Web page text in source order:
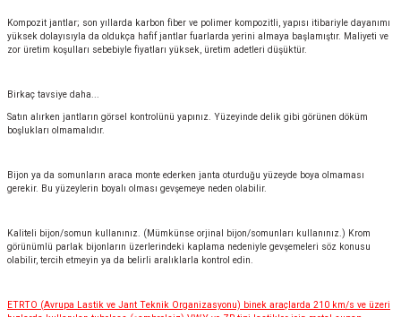
Kompozit jantlar; son yıllarda karbon fiber ve polimer kompozitli, yapısı itibariyle dayanımı
yüksek dolayısıyla da oldukça hafif jantlar fuarlarda yerini almaya başlamıştır. Maliyeti ve
zor üretim koşulları sebebiyle fiyatları yüksek, üretim adetleri düşüktür.
Birkaç tavsiye daha...
Satın alırken jantların görsel kontrolünü yapınız. Yüzeyinde delik gibi görünen döküm
boşlukları olmamalıdır.
Bijon ya da somunların araca monte ederken janta oturduğu yüzeyde boya olmaması
gerekir. Bu yüzeylerin boyalı olması gevşemeye neden olabilir.
Kaliteli bijon/somun kullanınız. (Mümkünse orjinal bijon/somunları kullanınız.) Krom
görünümlü parlak bijonların üzerlerindeki kaplama nedeniyle gevşemeleri söz konusu
olabilir, tercih etmeyin ya da belirli aralıklarla kontrol edin.
ETRTO (Avrupa Lastik ve Jant Teknik Organizasyonu) binek araçlarda 210 km/s ve üzeri